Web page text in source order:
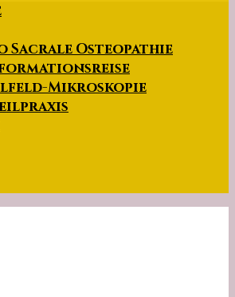
Sacrale Osteopathie
Mikroskopie